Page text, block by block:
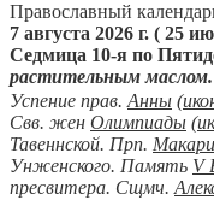
Православный
7 августа 2026 г. ( 25
Седмица 10-я по
растительным маслом.
Успение прав. Анны (
Свв. жен Олимпиады (
Тавеннской. Прп.
Унженского. Память V
пресвитера. Сщмч.